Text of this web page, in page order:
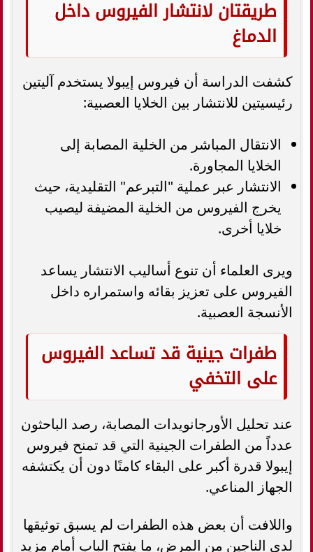
طريقتان لانتشار الفيروس داخل
الدماغ
كشفت الدراسة أن فيروس إيبولا يستخدم آليتين
رئيسيتين للانتشار بين الخلايا العصبية:
الانتقال المباشر من الخلية المصابة إلى
الخلايا المجاورة.
الانتشار عبر عملية "التبرعم" التقليدية، حيث
يخرج الفيروس من الخلية المضيفة ليصيب
خلايا أخرى.
ويرى العلماء أن تنوع أساليب الانتشار يساعد
الفيروس على تعزيز بقائه واستمراره داخل
الأنسجة العصبية.
طفرات جينية قد تساعد الفيروس
على التخفي
عند تحليل الأورجانويدات المصابة، رصد الباحثون
عدداً من الطفرات الجينية التي قد تمنح فيروس
إيبولا قدرة أكبر على البقاء كامنًا دون أن يكتشفه
الجهاز المناعي.
واللافت أن بعض هذه الطفرات لم يسبق توثيقها
لدى الناجين من المرض، ما يفتح الباب أمام مزيد